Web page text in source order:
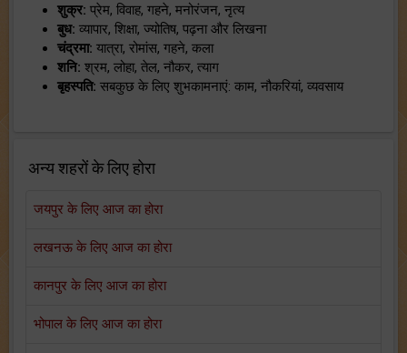
शुक्र: प्रेम, विवाह, गहने, मनोरंजन, नृत्य
बुध: व्यापार, शिक्षा, ज्योतिष, पढ़ना और लिखना
चंद्रमा: यात्रा, रोमांस, गहने, कला
शनि: श्रम, लोहा, तेल, नौकर, त्याग
बृहस्पति: सबकुछ के लिए शुभकामनाएं: काम, नौकरियां, व्यवसाय
अन्य शहरों के लिए होरा
जयपुर के लिए आज का होरा
लखनऊ के लिए आज का होरा
कानपुर के लिए आज का होरा
भोपाल के लिए आज का होरा